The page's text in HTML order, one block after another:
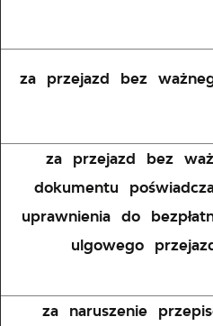
za przejazd bez
za przejazd bez
dokumentu
uprawnienia do
ulgowego
za naruszenie